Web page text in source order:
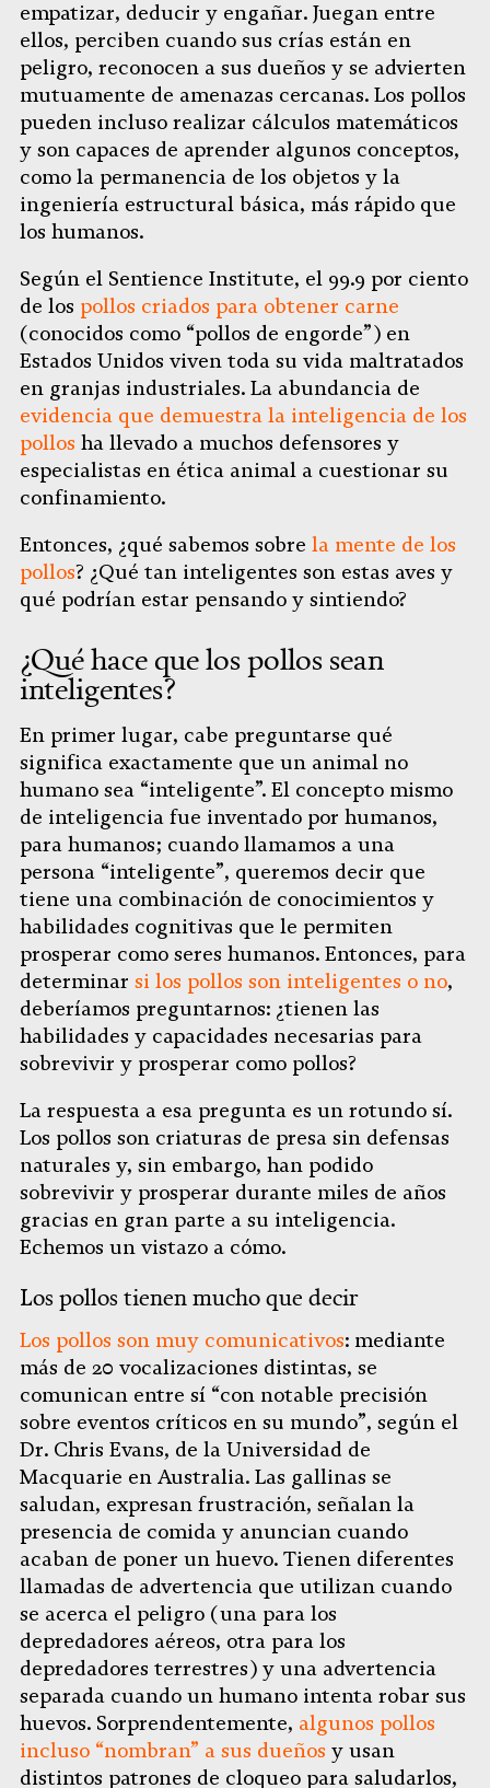
empatizar, deducir y engañar. Juegan entre
ellos, perciben cuando sus crías están en
peligro, reconocen a sus dueños y se advierten
mutuamente de amenazas cercanas. Los pollos
pueden incluso realizar cálculos matemáticos
y son capaces de aprender algunos conceptos,
como la permanencia de los objetos y la
ingeniería estructural básica, más rápido que
los humanos.
Según el Sentience Institute, el 99.9 por ciento
de los pollos criados para obtener carne
(conocidos como “pollos de engorde”) en
Estados Unidos viven toda su vida maltratados
en granjas industriales. La abundancia de
evidencia que demuestra la inteligencia de los
pollos ha llevado a muchos defensores y
especialistas en ética animal a cuestionar su
confinamiento.
Entonces, ¿qué sabemos sobre la mente de los
pollos? ¿Qué tan inteligentes son estas aves y
qué podrían estar pensando y sintiendo?
¿Qué hace que los pollos sean
inteligentes?
En primer lugar, cabe preguntarse qué
significa exactamente que un animal no
humano sea “inteligente”. El concepto mismo
de inteligencia fue inventado por humanos,
para humanos; cuando llamamos a una
persona “inteligente”, queremos decir que
tiene una combinación de conocimientos y
habilidades cognitivas que le permiten
prosperar como seres humanos. Entonces, para
determinar si los pollos son inteligentes o no,
deberíamos preguntarnos: ¿tienen las
habilidades y capacidades necesarias para
sobrevivir y prosperar como pollos?
La respuesta a esa pregunta es un rotundo sí.
Los pollos son criaturas de presa sin defensas
naturales y, sin embargo, han podido
sobrevivir y prosperar durante miles de años
gracias en gran parte a su inteligencia.
Echemos un vistazo a cómo.
Los pollos tienen mucho que decir
Los pollos son muy comunicativos: mediante
más de 20 vocalizaciones distintas, se
comunican entre sí “con notable precisión
sobre eventos críticos en su mundo”, según el
Dr. Chris Evans, de la Universidad de
Macquarie en Australia. Las gallinas se
saludan, expresan frustración, señalan la
presencia de comida y anuncian cuando
acaban de poner un huevo. Tienen diferentes
llamadas de advertencia que utilizan cuando
se acerca el peligro (una para los
depredadores aéreos, otra para los
depredadores terrestres) y una advertencia
separada cuando un humano intenta robar sus
huevos. Sorprendentemente, algunos pollos
incluso “nombran” a sus dueños y usan
distintos patrones de cloqueo para saludarlos,